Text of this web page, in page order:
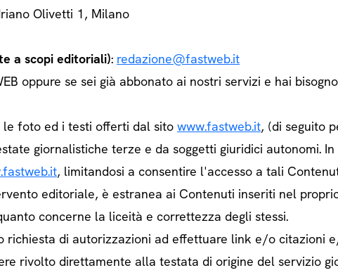
Olivetti 1, Milano
a scopi editoriali): redazione@fastweb.it
oppure se sei già abbonato ai nostri servizi e hai
le foto ed i testi offerti dal sito www.fastweb.it, (di seguito
giornalistiche terze e da soggetti giuridici autonomi. In
, limitandosi a consentire l'accesso a tali
editoriale, è estranea ai Contenuti inseriti nel
concerne la liceità e correttezza degli stessi.
richiesta di autorizzazioni ad effettuare link e/o citazioni
rivolto direttamente alla testata di origine del servizio